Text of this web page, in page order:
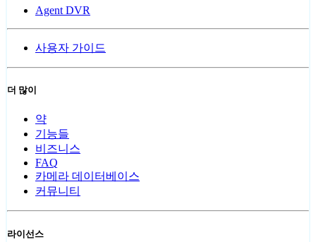
Agent DVR
사용자 가이드
더 많이
약
기능들
비즈니스
FAQ
카메라 데이터베이스
커뮤니티
라이선스